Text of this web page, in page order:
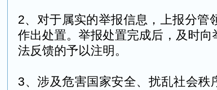
2、对于属实的举报信息，上报分管
作出处置。举报处置完成后，及时向
法反馈的予以注明。
3、涉及危害国家安全、扰乱社会秩